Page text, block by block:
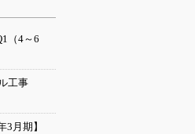
（4～6
工事
月期】